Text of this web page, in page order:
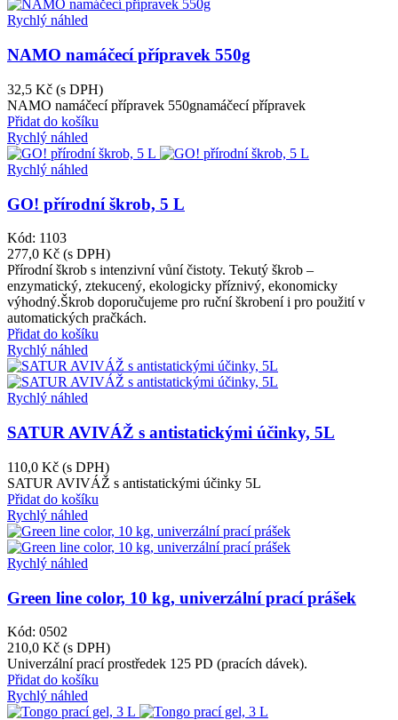
Rychlý náhled
NAMO namáčecí přípravek 550g
32,5 Kč (s DPH)
NAMO namáčecí přípravek 550gnamáčecí přípravek
Přidat do košíku
Rychlý náhled
Rychlý náhled
GO! přírodní škrob, 5 L
Kód: 1103
277,0 Kč (s DPH)
Přírodní škrob s intenzivní vůní čistoty. Tekutý škrob –
enzymatický, ztekucený, ekologicky příznivý, ekonomicky
výhodný.Škrob doporučujeme pro ruční škrobení i pro použití v
automatických pračkách.
Přidat do košíku
Rychlý náhled
Rychlý náhled
SATUR AVIVÁŽ s antistatickými účinky, 5L
110,0 Kč (s DPH)
SATUR AVIVÁŽ s antistatickými účinky 5L
Přidat do košíku
Rychlý náhled
Rychlý náhled
Green line color, 10 kg, univerzální prací prášek
Kód: 0502
210,0 Kč (s DPH)
Univerzální prací prostředek 125 PD (pracích dávek).
Přidat do košíku
Rychlý náhled